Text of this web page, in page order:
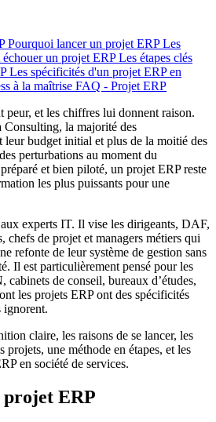
Pourquoi lancer un projet ERPLes
un projet ERPLes étapes clés
Les spécificités d'un projet ERP en
à la maîtrise FAQ - Projet ERP
et les chiffres lui donnent raison.
Consulting, la majorité des
leur budget initial et plus de la moitié des
perturbations au moment du
et bien piloté, un projet ERP reste
les plus puissants pour une
aux experts IT. Il vise les dirigeants, DAF,
chefs de projet et managers métiers qui
refonte de leur système de gestion sans
Il est particulièrement pensé pour les
cabinets de conseil, bureaux d’études,
les projets ERP ont des spécificités
ignorent.
claire, les raisons de se lancer, les
projets, une méthode en étapes, et les
en société de services.
projet ERP